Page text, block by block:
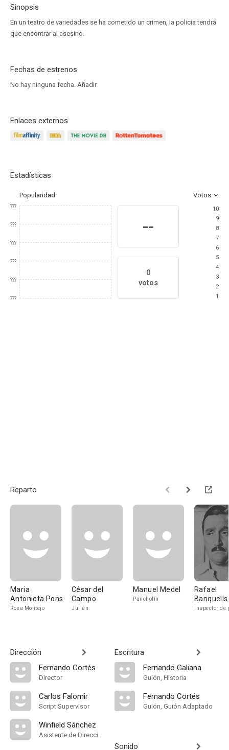
Sinopsis
En un teatro de variedades se ha cometido un crimen, la policía tendrá
que encontrar al asesino.
Fechas de estrenos
No hay ninguna fecha. Añadir
Enlaces externos
Estadísticas
Popularidad Votos
???
???
???
???
???
???
--
0
votos
10
9
8
7
6
5
4
3
2
1
Reparto
Maria
Antonieta Pons
Rosa Montejo
César del
Campo
Julián
Manuel Medel
Pancholín
Rafael
Banquells
Inspector de
Dirección
Fernando Cortés
Director
Carlos Falomir
Script Supervisor
Winfield Sánchez
Asistente de Dirección
Escritura
Fernando Galiana
Guión, Historia
Fernando Cortés
Guión, Guión Adaptado
Sonido